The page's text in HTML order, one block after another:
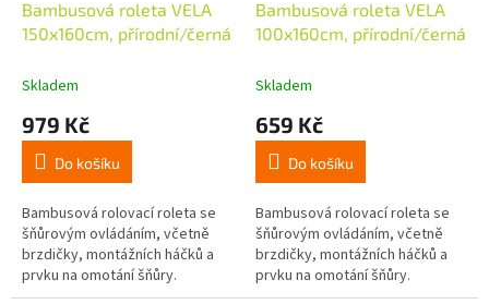
Bambusová roleta VELA
150x160cm, přírodní/černá
Skladem
979 Kč
Do košíku
Bambusová rolovací roleta se
šňůrovým ovládáním, včetně
brzdičky, montážních háčků a
prvku na omotání šňůry.
Bambusová roleta VELA
100x160cm, přírodní/černá
Skladem
659 Kč
Do košíku
Bambusová rolovací roleta se
šňůrovým ovládáním, včetně
brzdičky, montážních háčků a
prvku na omotání šňůry.